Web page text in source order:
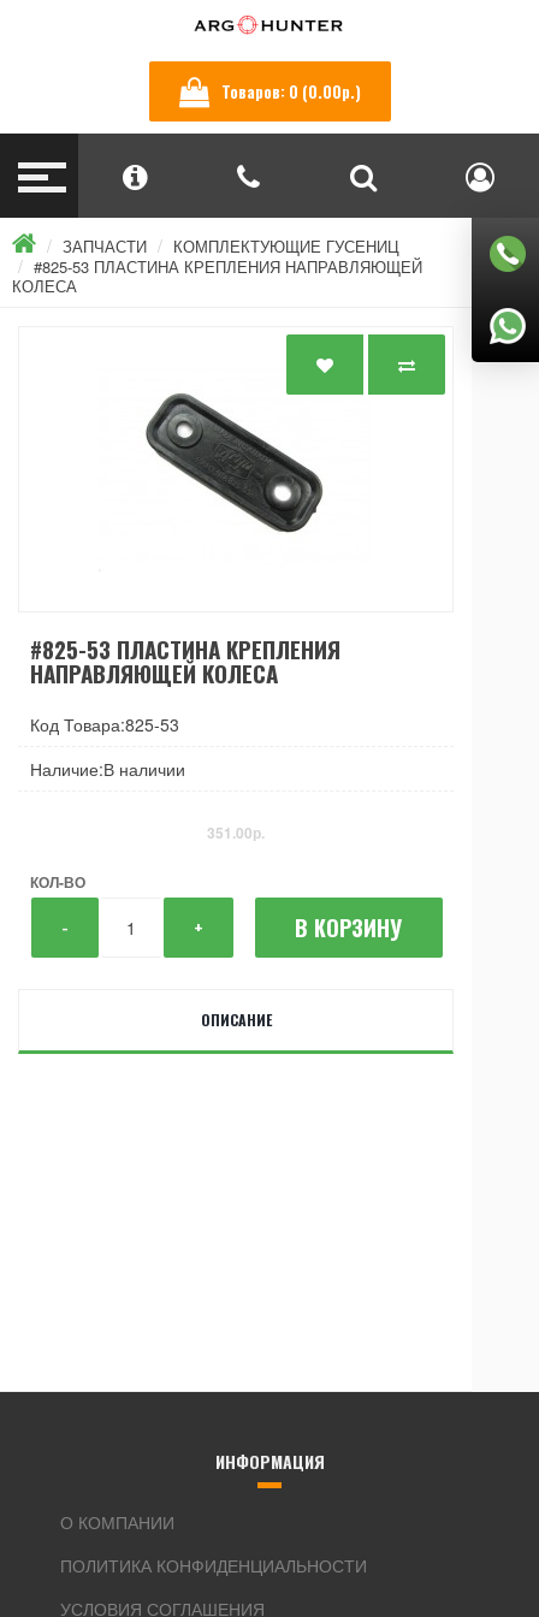
Товаров: 0 (0.00р.)
ЗАПЧАСТИ
КОМПЛЕКТУЮЩИЕ ГУСЕНИЦ
#825-53 ПЛАСТИНА КРЕПЛЕНИЯ НАПРАВЛЯЮЩЕЙ
КОЛЕСА
#825-53 ПЛАСТИНА КРЕПЛЕНИЯ
НАПРАВЛЯЮЩЕЙ КОЛЕСА
Код Товара:825-53
Наличие:В наличии
351.00р.
КОЛ-ВО
- + В КОРЗИНУ
ОПИСАНИЕ
ИНФОРМАЦИЯ
О КОМПАНИИ
ПОЛИТИКА КОНФИДЕНЦИАЛЬНОСТИ
УСЛОВИЯ СОГЛАШЕНИЯ